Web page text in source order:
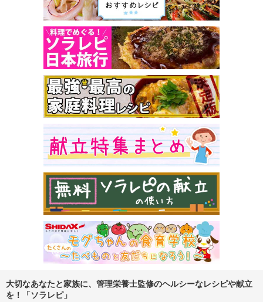
大切なあなたと家族に、管理栄養士監修のヘルシーなレシピや献立
を！「ソラレピ」